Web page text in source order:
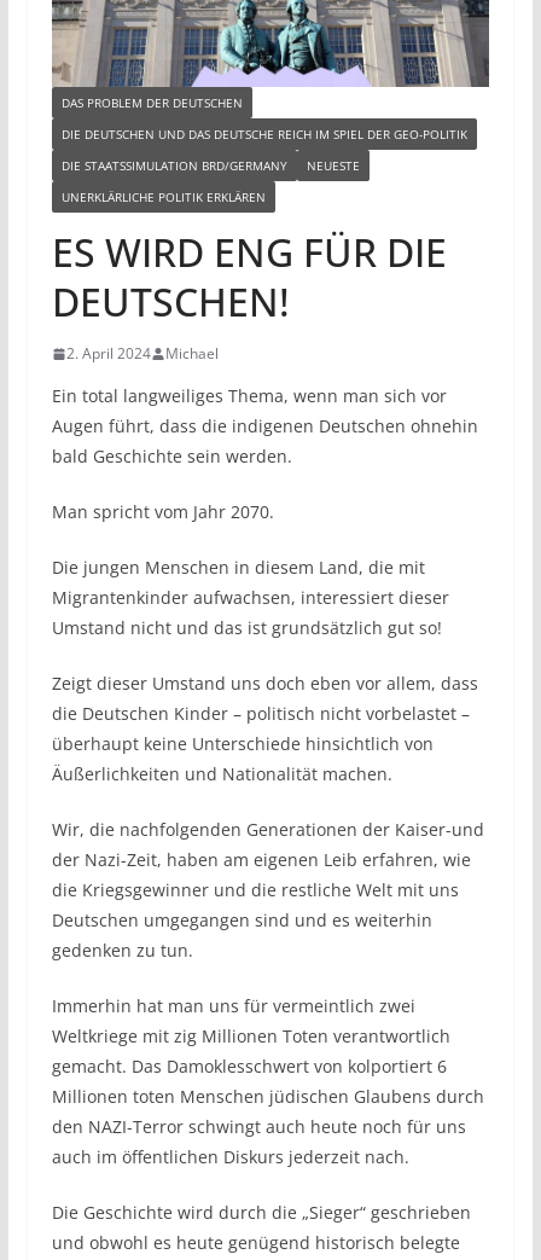
DAS PROBLEM DER DEUTSCHEN
DIE DEUTSCHEN UND DAS DEUTSCHE REICH IM SPIEL DER GEO-POLITIK
DIE STAATSSIMULATION BRD/GERMANY
NEUESTE
UNERKLÄRLICHE POLITIK ERKLÄREN
ES WIRD ENG FÜR DIE
DEUTSCHEN!
2. April 2024 Michael
Ein total langweiliges Thema, wenn man sich vor
Augen führt, dass die indigenen Deutschen ohnehin
bald Geschichte sein werden.
Man spricht vom Jahr 2070.
Die jungen Menschen in diesem Land, die mit
Migrantenkinder aufwachsen, interessiert dieser
Umstand nicht und das ist grundsätzlich gut so!
Zeigt dieser Umstand uns doch eben vor allem, dass
die Deutschen Kinder – politisch nicht vorbelastet –
überhaupt keine Unterschiede hinsichtlich von
Äußerlichkeiten und Nationalität machen.
Wir, die nachfolgenden Generationen der Kaiser-und
der Nazi-Zeit, haben am eigenen Leib erfahren, wie
die Kriegsgewinner und die restliche Welt mit uns
Deutschen umgegangen sind und es weiterhin
gedenken zu tun.
Immerhin hat man uns für vermeintlich zwei
Weltkriege mit zig Millionen Toten verantwortlich
gemacht. Das Damoklesschwert von kolportiert 6
Millionen toten Menschen jüdischen Glaubens durch
den NAZI-Terror schwingt auch heute noch für uns
auch im öffentlichen Diskurs jederzeit nach.
Die Geschichte wird durch die „Sieger“ geschrieben
und obwohl es heute genügend historisch belegte